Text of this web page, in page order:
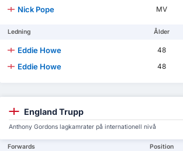
Nick Pope
MV
Ledning Ålder
Eddie Howe 48
Eddie Howe 48
England Trupp
Anthony Gordons lagkamrater på internationell nivå
Forwards Position